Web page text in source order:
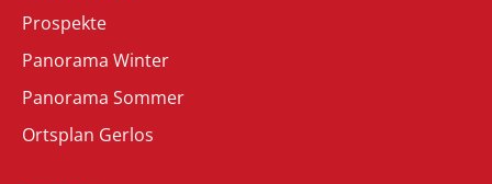
Prospekte
Panorama Winter
Panorama Sommer
Ortsplan Gerlos